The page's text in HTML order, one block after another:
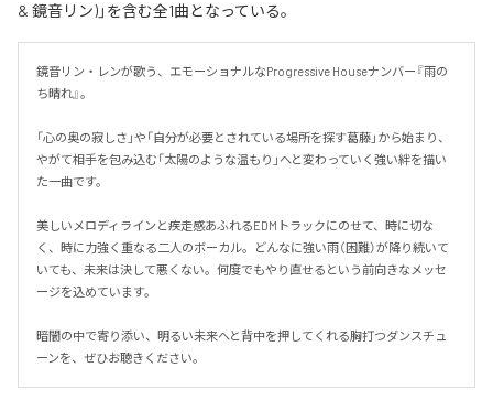
& 鏡音リン)」を含む全1曲となっている。
鏡音リン・レンが歌う、エモーショナルなProgressive Houseナンバー『雨の
ち晴れ』。
「心の奥の寂しさ」や「自分が必要とされている場所を探す葛藤」から始まり、
やがて相手を包み込む「太陽のような温もり」へと変わっていく強い絆を描い
た一曲です。
美しいメロディラインと疾走感あふれるEDMトラックにのせて、時に切な
く、時に力強く重なる二人のボーカル。どんなに強い雨（困難）が降り続いて
いても、未来は決して悪くない。何度でもやり直せるという前向きなメッセ
ージを込めています。
暗闇の中で寄り添い、明るい未来へと背中を押してくれる胸打つダンスチュ
ーンを、ぜひお聴きください。